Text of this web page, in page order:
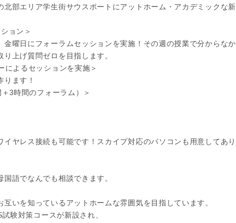
北部エリア学生街サウスポートにアットホーム・アカデミックな新
ョン＞
金曜日にフォーラムセッションを実施！その週の授業で分からなか
上げ質問ゼロを目指します。
によるセッションを実施＞
ます！
3時間のフォーラム）＞
ヤレス接続も可能です！スカイプ対応のパソコンも用意してあり
語でなんでも相談できます。
いを知っているアットホームな雰囲気を目指しています。
験対策コースが新設され、